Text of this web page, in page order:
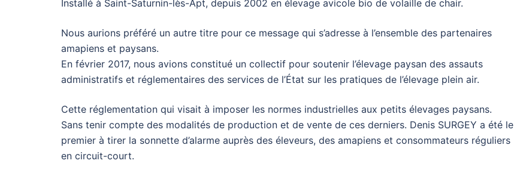
Installé à Saint-Saturnin-lès-Apt, depuis 2002 en élevage avicole bio de volaille de chair.
Nous aurions préféré un autre titre pour ce message qui s’adresse à l’ensemble des partenaires
amapiens et paysans.
En février 2017, nous avions constitué un collectif pour soutenir l’élevage paysan des assauts
administratifs et réglementaires des services de l’État sur les pratiques de l’élevage plein air.
Cette réglementation qui visait à imposer les normes industrielles aux petits élevages paysans.
Sans tenir compte des modalités de production et de vente de ces derniers. Denis SURGEY a été le
premier à tirer la sonnette d’alarme auprès des éleveurs, des amapiens et consommateurs réguliers
en circuit-court.